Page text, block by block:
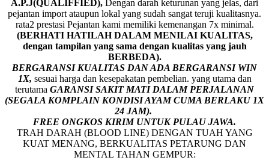
A.P.J(QUALIFFIED), Dengan darah keturunan yang jelas, dari
pejantan import ataupun lokal yang sudah sangat teruji kualitasnya.
rata2 prestasi Pejantan kami memiliki kemenangan 7x minimal.
(BERHATI HATILAH DALAM MENILAI KUALITAS,
dengan tampilan yang sama dengan kualitas yang jauh
BERBEDA).
BERGARANSI KUALITAS DAN ADA BERGARANSI WIN
1X, sesuai harga dan kesepakatan pembelian. yang utama dan
terutama GARANSI SAKIT MATI DALAM PERJALANAN
(SEGALA KOMPLAIN KONDISI AYAM CUMA BERLAKU 1X
24 JAM).
FREE ONGKOS KIRIM UNTUK PULAU JAWA.
TRAH DARAH (BLOOD LINE) DENGAN TUAH YANG
KUAT MENANG, BERKUALITAS PETARUNG DAN
MENTAL TAHAN GEMPUR: